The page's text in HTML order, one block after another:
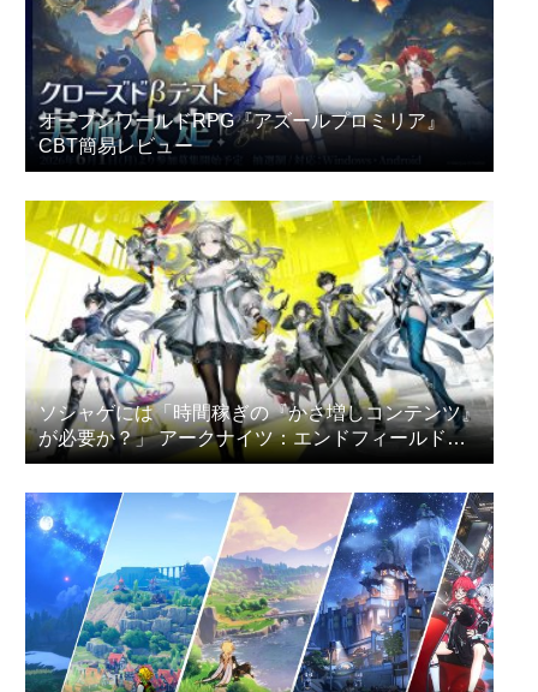
オープンワールドRPG『アズールプロミリア』
CBT簡易レビュー
ソシャゲには「時間稼ぎの『かさ増しコンテンツ』
が必要か？」 アークナイツ：エンドフィールドの
プレイヤー達が議論